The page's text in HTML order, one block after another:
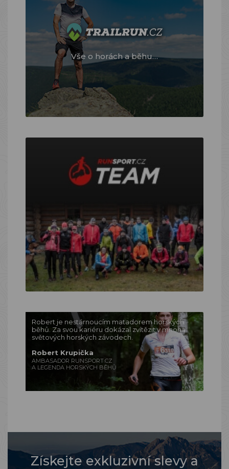
Vše o horách a běhu…
Robert je nestárnoucím matadorem horských
běhů. Za svou kariéru dokázal zvítězit v mnoha
světových horských závodech.
Robert Krupička
AMBASADOR RUNSPORT.CZ
A LEGENDA HORSKÝCH BĚHŮ
Získejte exkluzivní slevy a